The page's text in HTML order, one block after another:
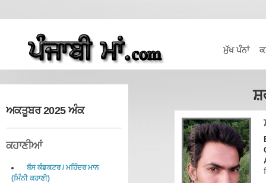
ਮੁੱਖ ਪੰਨਾਂ
ਅਕਤੂਬਰ 2025 ਅੰਕ
ਕਹਾਣੀਆਂ
ਬੱਸ ਕੰਡਕਟਰ/ਮਹਿੰਦਰ ਮਾਨ
(ਮਿੰਨੀ ਕਹਾਣੀ)